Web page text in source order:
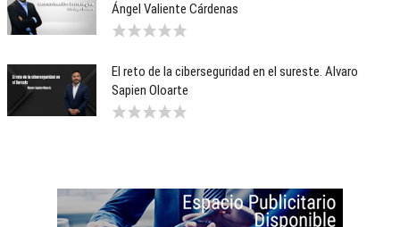
Ángel Valiente Cárdenas
El reto de la ciberseguridad en el sureste. Alvaro
Sapien Oloarte